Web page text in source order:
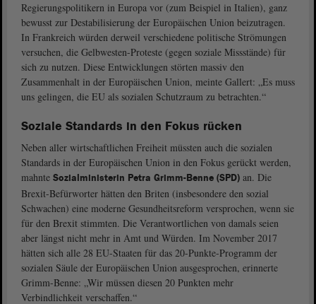
Regierungspolitikern in Europa vor (zum Beispiel in Italien), ganz
bewusst zur Destabilisierung der Europäischen Union beizutragen.
In Frankreich würden derweil verschiedene politische Strömungen
versuchen, die Gelbwesten-Proteste (gegen soziale Missstände) für
sich zu nutzen. Diese Entwicklungen störten massiv den
Zusammenhalt in der Europäischen Union, meinte Gallert: „Es muss
uns gelingen, die EU als sozialen Schutzraum zu betrachten.“
Soziale Standards in den Fokus rücken
Neben aller wirtschaftlichen Freiheit müssten auch die sozialen
Standards in der Europäischen Union in den Fokus gerückt werden,
mahnte Sozialministerin Petra Grimm-Benne (SPD) an. Die
Brexit-Befürworter hätten den Briten (insbesondere den sozial
Schwachen) eine moderne Gesundheitsreform versprochen, wenn sie
für den Brexit stimmten. Die Verantwortlichen von damals seien
aber längst nicht mehr in Amt und Würden. Im November 2017
hätten sich alle 28 EU-Staaten für das 20-Punkte-Programm der
sozialen Säule der Europäischen Union ausgesprochen, erinnerte
Grimm-Benne: „Wir müssen diesen 20 Punkten mehr
Verbindlichkeit verschaffen.“